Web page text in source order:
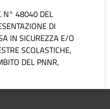
N° 48040 DEL
DI
IN SICUREZZA E/O
SCOLASTICHE,
DEL PNNR,